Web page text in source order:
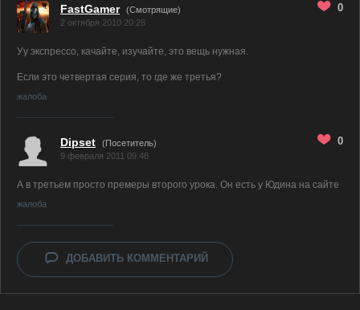
FastGamer (Смотрящие)
2 октября 2010 20:28
0
Уу экспрессо, качайте, изучайте, это вещь нужная.
Если это четвертая серия, то где же третья?
жалоба
Dipset
(Посетитель)
9 февраля 2011 09:48
0
А в третьем просто премеры второго урока. Он есть у Юдина на сайте
жалоба
ДОБАВИТЬ КОММЕНТАРИЙ